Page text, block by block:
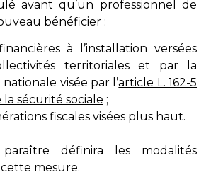
avant qu’un professionnel de
bénéficier :
à l’installation versées
territoriales et par la
visée par l’article L. 162-5
sécurité sociale ;
fiscales visées plus haut.
définira les modalités
mesure.